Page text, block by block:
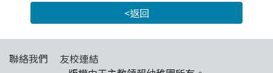
<返回
聯絡我們
友校連結